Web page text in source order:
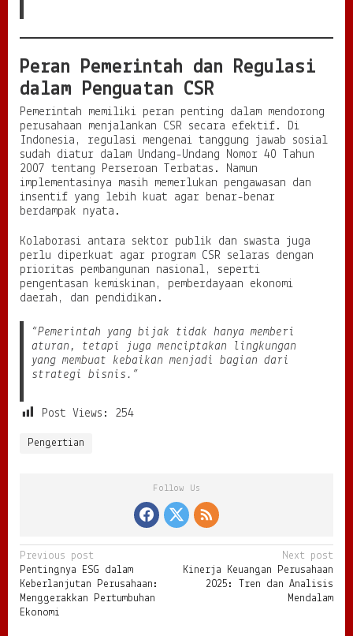
Peran Pemerintah dan Regulasi
dalam Penguatan CSR
Pemerintah memiliki peran penting dalam mendorong
perusahaan menjalankan CSR secara efektif. Di
Indonesia, regulasi mengenai tanggung jawab sosial
sudah diatur dalam Undang-Undang Nomor 40 Tahun
2007 tentang Perseroan Terbatas. Namun
implementasinya masih memerlukan pengawasan dan
insentif yang lebih kuat agar benar-benar
berdampak nyata.
Kolaborasi antara sektor publik dan swasta juga
perlu diperkuat agar program CSR selaras dengan
prioritas pembangunan nasional, seperti
pengentasan kemiskinan, pemberdayaan ekonomi
daerah, dan pendidikan.
“Pemerintah yang bijak tidak hanya memberi
aturan, tetapi juga menciptakan lingkungan
yang membuat kebaikan menjadi bagian dari
strategi bisnis.”
Post Views: 254
Pengertian
Follow Us
P
o
s
Previous post
Pentingnya ESG dalam
Keberlanjutan Perusahaan:
Menggerakkan Pertumbuhan
Ekonomi
Next post
Kinerja Keuangan Perusahaan
2025: Tren dan Analisis
Mendalam